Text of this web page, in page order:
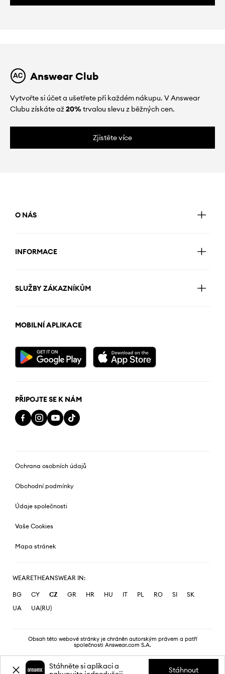
Answear Club
Vytvořte si účet a ušetřete při každém nákupu. V Answear
Clubu získáte až20%trvalou slevu z běžných cen.
Zjistěte více
O NÁS
INFORMACE
SLUŽBY ZÁKAZNÍKŮM
MOBILNÍ APLIKACE
PŘIPOJTE SE K NÁM
Ochrana osobních údajů
Obchodní podmínky
Údaje společnosti
Vaše Cookies
Mapa stránek
WEARETHEANSWEAR IN:
BG CY CZ GR HR HU IT PL RO SI
SK
UA
UA(RU)
Obsah této webové stránky je chráněn autorským právem a patří
společnosti Answear.com S.A.
Stáhněte si aplikaci a
Stáhnout